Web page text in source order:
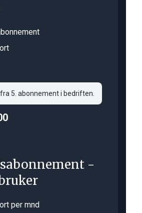
5. abonnement i bedriften.
-
per mnd